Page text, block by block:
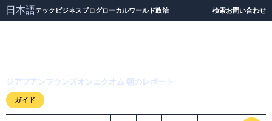
日本語テック ビジネスブログローカルワールド政治 検索お問い合わせ
ジアプアンフウンズオンエクオム 朝のレポート
ガイド